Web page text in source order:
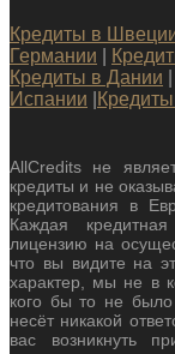
Кредиты в
Германии
Кредиты в Дании
Испании
AllCredits не
кредиты и не
кредитования в
Каждая
лицензию на
что вы видите на
характер, мы не в
кого бы то не было
несёт никакой
вас возникнуть